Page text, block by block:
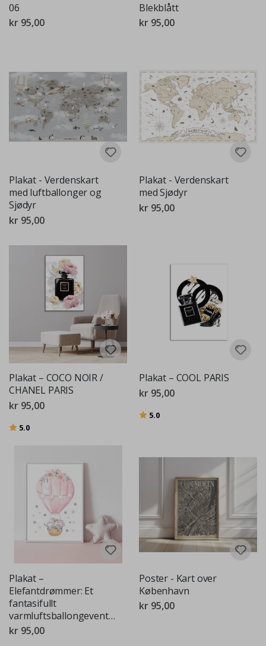
06
kr 95,00
Blekblått
kr 95,00
Plakat - Verdenskart
med luftballonger og
Sjødyr
kr 95,00
Plakat - Verdenskart
med Sjødyr
kr 95,00
Plakat – COCO NOIR /
CHANEL PARIS
kr 95,00
Karakter:
5.0
Plakat – COOL PARIS
kr 95,00
Karakter:
5.0
Plakat –
Elefantdrømmer: Et
fantasifullt
varmluftsballongeventyr
kr 95,00
Poster - Kart over
København
kr 95,00